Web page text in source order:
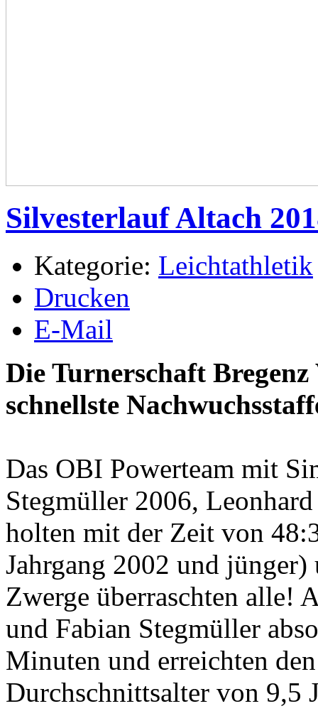
Silvesterlauf Altach
Kategorie: Leichtathletik
Drucken
E-Mail
Die Turnerschaft
schnellste
Das OBI Powerteam mit
Stegmüller 2006,
holten mit der Zeit von
Jahrgang 2002 und
Zwerge überraschten alle!
und Fabian Stegmüller
Minuten und erreichten
Durchschnittsalter von 9,5